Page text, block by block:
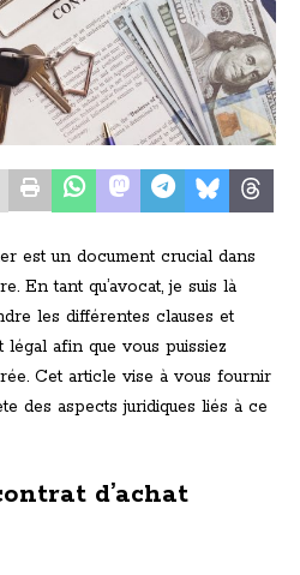
est un document crucial dans
En tant qu’avocat, je suis là
les différentes clauses et
afin que vous puissiez
Cet article vise à vous fournir
des aspects juridiques liés à ce
d’achat